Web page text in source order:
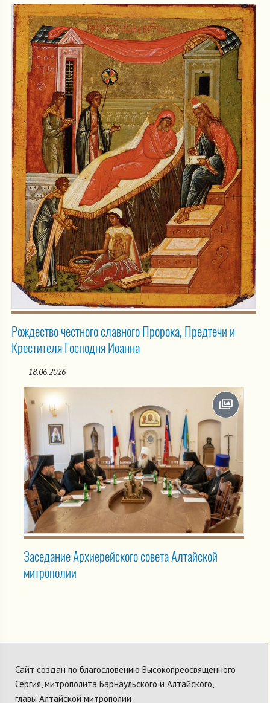
Рождество честного славного Пророка, Предтечи и
Крестителя Господня Иоанна
18.06.2026
Заседание Архиерейского совета Алтайской
митрополии
Сайт создан по благословению Высокопреосвященного
Сергия, митрополита Барнаульского и Алтайского,
главы Алтайской митрополии